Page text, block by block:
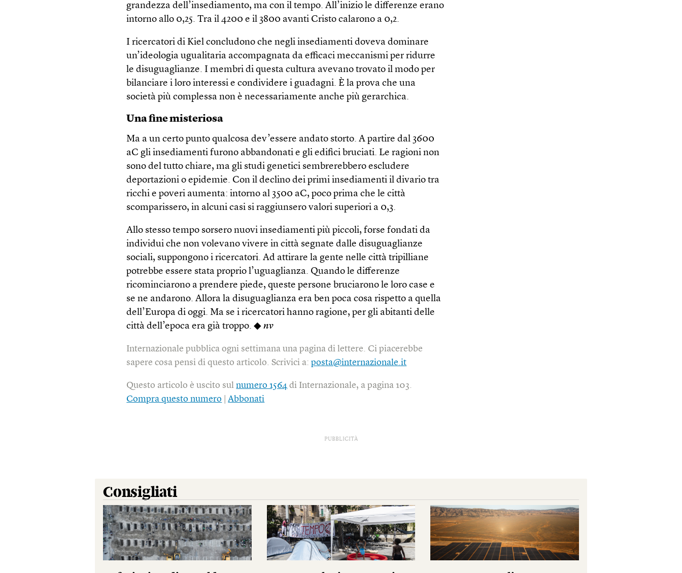
grandezza dell’insediamento, ma con il tempo. All’inizio le differenze erano
intorno allo 0,25. Tra il 4200 e il 3800 avanti Cristo calarono a 0,2.
I ricercatori di Kiel concludono che negli insediamenti doveva dominare
un’ideologia ugualitaria accompagnata da efficaci meccanismi per ridurre
le disuguaglianze. I membri di questa cultura avevano trovato il modo per
bilanciare i loro interessi e condividere i guadagni. È la prova che una
società più complessa non è necessariamente anche più gerarchica.
Una fine misteriosa
Ma a un certo punto qualcosa dev’essere andato storto. A partire dal 3600
aC gli insediamenti furono abbandonati e gli edifici bruciati. Le ragioni non
sono del tutto chiare, ma gli studi genetici sembrerebbero escludere
deportazioni o epidemie. Con il declino dei primi insediamenti il divario tra
ricchi e poveri aumenta: intorno al 3500 aC, poco prima che le città
scomparissero, in alcuni casi si raggiunsero valori superiori a 0,3.
Allo stesso tempo sorsero nuovi insediamenti più piccoli, forse fondati da
individui che non volevano vivere in città segnate dalle disuguaglianze
sociali, suppongono i ricercatori. Ad attirare la gente nelle città tripilliane
potrebbe essere stata proprio l’uguaglianza. Quando le differenze
ricominciarono a prendere piede, queste persone bruciarono le loro case e
se ne andarono. Allora la disuguaglianza era ben poca cosa rispetto a quella
dell’Europa di oggi. Ma se i ricercatori hanno ragione, per gli abitanti delle
città dell’epoca era già troppo. ◆nv
Internazionale pubblica ogni settimana una pagina di lettere. Ci piacerebbe
sapere cosa pensi di questo articolo. Scrivici a:posta@internazionale.it
Questo articolo è uscito sulnumero 1564 di Internazionale, a pagina 103.
Compra questo numero |Abbonati
PUBBLICITÀ
Consigliati